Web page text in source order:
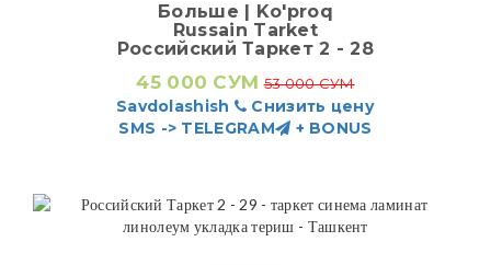
Больше | Ko'proq
Russain Tarket
Российский Таркет 2 - 28
45 000 СУМ 53 000 СУМ
Savdolashish
Снизить цену
SMS -> TELEGRAM
+ BONUS